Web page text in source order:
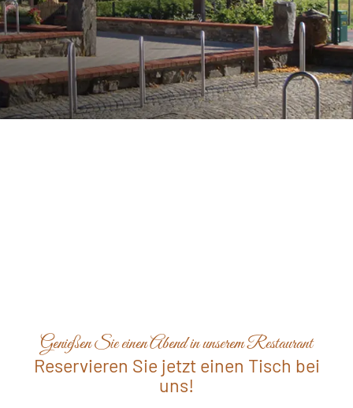
Genießen Sie einen Abend in unserem Restaurant
Reservieren Sie jetzt einen Tisch bei
uns!